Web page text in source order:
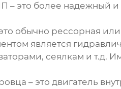
– это более надежный и
обычно рессорная
является
сеялкам и т.д.
– это двигатель